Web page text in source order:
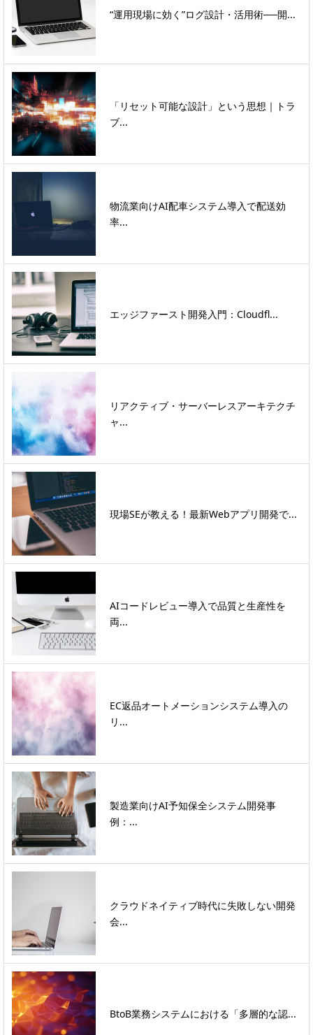
“運用現場に効く”ログ設計・活用術──開...
「リセット可能な設計」という思想｜トラ
ブ...
物流業向けAI配車システム導入で配送効
率...
エッジファースト開発入門：Cloudfl...
リアクティブ・サーバーレスアーキテクチ
ャ...
現場SEが教える！最新Webアプリ開発で...
AIコードレビュー導入で品質と生産性を
両...
EC返品オートメーションシステム導入の
リ...
製造業向けAI予知保全システム開発事
例：...
クラウドネイティブ時代に失敗しない開発
会...
BtoB業務システムにおける「多層的な認...